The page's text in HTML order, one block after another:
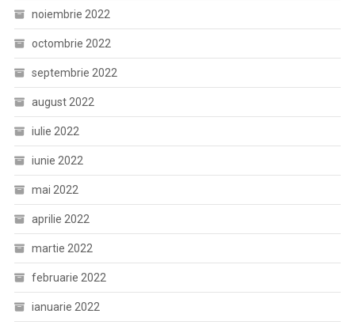
noiembrie 2022
octombrie 2022
septembrie 2022
august 2022
iulie 2022
iunie 2022
mai 2022
aprilie 2022
martie 2022
februarie 2022
ianuarie 2022